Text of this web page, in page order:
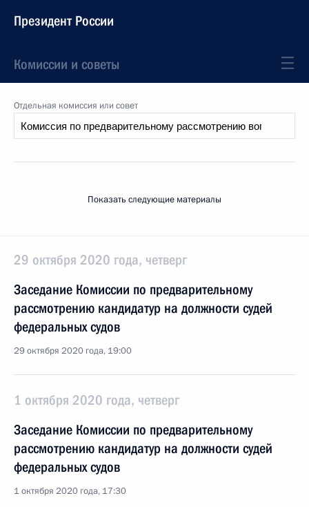
Президент России
Комиссии и советы
Отдельная комиссия или совет
Показать следующие материалы
29 октября 2020 года, четверг
Заседание Комиссии по предварительному
рассмотрению кандидатур на должности судей
федеральных судов
29 октября 2020 года, 19:00
1 октября 2020 года, четверг
Заседание Комиссии по предварительному
рассмотрению кандидатур на должности судей
федеральных судов
1 октября 2020 года, 17:30